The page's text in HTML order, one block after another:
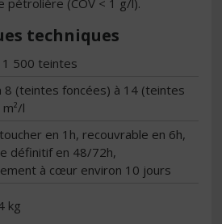
pétrolière (COV < 1 g/l).
techniques
1 500 teintes
8 (teintes foncées) à 14 (teintes
l
en 1h, recouvrable en 6h,
définitif en 48/72h,
à cœur environ 10 jours
kg